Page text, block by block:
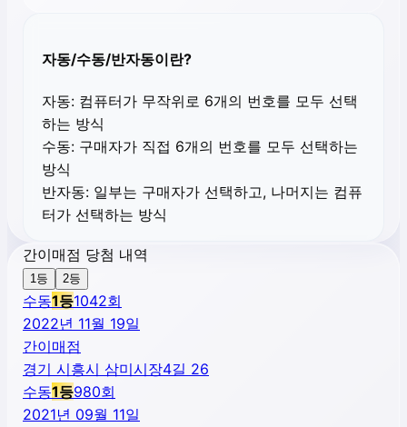
자동/수동/반자동이란?
자동: 컴퓨터가 무작위로 6개의 번호를 모두 선택
하는 방식
수동: 구매자가 직접 6개의 번호를 모두 선택하는
방식
반자동: 일부는 구매자가 선택하고, 나머지는 컴퓨
터가 선택하는 방식
간이매점 당첨 내역
1등 2등
수동1등1042회
2022년 11월 19일
간이매점
경기 시흥시 삼미시장4길 26
수동1등980회
2021년 09월 11일